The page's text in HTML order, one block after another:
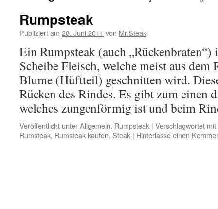
Rumpsteak
Publiziert am 28. Juni 2011 von Mr.Steak
Ein Rumpsteak (auch
Scheibe Fleisch, welche meist aus dem
Blume (Hüftteil) geschnitten wird.
Rücken des Rindes. Es gibt zum einen
welches zungenförmig ist und beim
Veröffentlicht unterAllgemein, Rumpsteak | Verschlagwortet mit
Rumsteak, Rumsteak kaufen, Steak | Hinterlasse einen